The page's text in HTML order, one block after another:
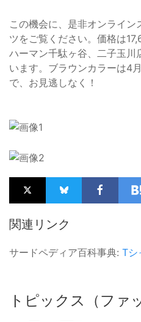
この機会に、是非オンライ
ツをご覧ください。価格は
ハーマン千駄ヶ谷、二子玉川
います。ブラウンカラーは4
で、お見逃しなく！
関連リンク
サードペディア百科事典: Tシ
トピックス（ファ